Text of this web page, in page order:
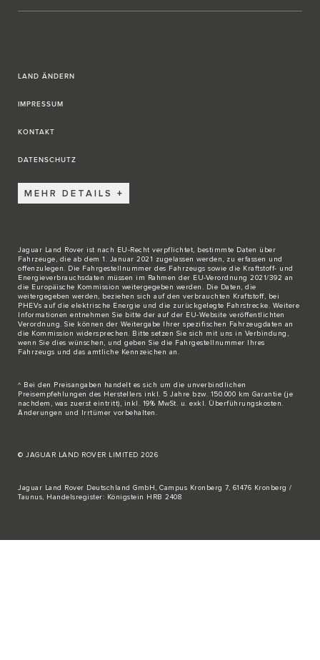
LAND ÄNDERN
IMPRESSUM
KONTAKT
DATENSCHUTZ
MEHR DETAILS
Jaguar Land Rover ist nach EU-Recht verpflichtet, bestimmte Daten über
Fahrzeuge, die ab dem 1. Januar 2021 zugelassen werden, zu erfassen und
offenzulegen. Die Fahrgestellnummer des Fahrzeugs sowie die Kraftstoff- und
Energieverbrauchsdaten müssen im Rahmen der EU-Verordnung 2021/392 an
die Europäische Kommission weitergegeben werden. Die Daten, die
weitergegeben werden, beziehen sich auf den verbrauchten Kraftstoff, bei
PHEVs auf die elektrische Energie und die zurückgelegte Fahrstrecke. Weitere
Informationen entnehmen Sie bitte der auf der EU-Website veröffentlichten
Verordnung. Sie können der Weitergabe Ihrer spezifischen Fahrzeugdaten an
die Kommission widersprechen. Bitte setzen Sie sich mit uns in Verbindung ,
wenn Sie dies wünschen, und geben Sie die Fahrgestellnummer Ihres
Fahrzeugs und das amtliche Kennzeichen an.
^ Bei den Preisangaben handelt es sich um die unverbindlichen
Preisempfehlungen des Herstellers inkl. 5 Jahre bzw. 150.000 km Garantie (je
nachdem, was zuerst eintritt), inkl. 19% MwSt. u. exkl. Überführungskosten.
Änderungen und Irrtümer vorbehalten.
© JAGUAR LAND ROVER LIMITED 2026
Jaguar Land Rover Deutschland GmbH, Campus Kronberg 7, 61476 Kronberg /
Taunus, Handelsregister: Königstein HRB 2408